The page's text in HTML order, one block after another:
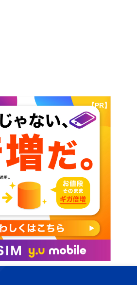
【PR】